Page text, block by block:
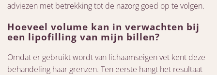
adviezen met betrekking tot de nazorg goed op te volgen.
Hoeveel volume kan in verwachten bij
een lipofilling van mijn billen?
Omdat er gebruikt wordt van lichaamseigen vet kent deze
behandeling haar grenzen. Ten eerste hangt het resultaat